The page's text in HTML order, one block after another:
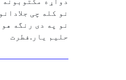
نو کله چی
نو په دی رنگه
حلیم یار.فطرت